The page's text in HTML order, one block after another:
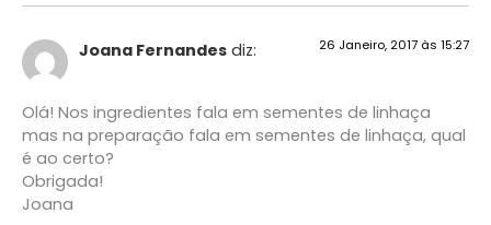
Joana Fernandes diz: 26 Janeiro, 2017 às 15:27
Olá! Nos ingredientes fala em sementes de linhaça
mas na preparação fala em sementes de linhaça, qual
é ao certo?
Obrigada!
Joana